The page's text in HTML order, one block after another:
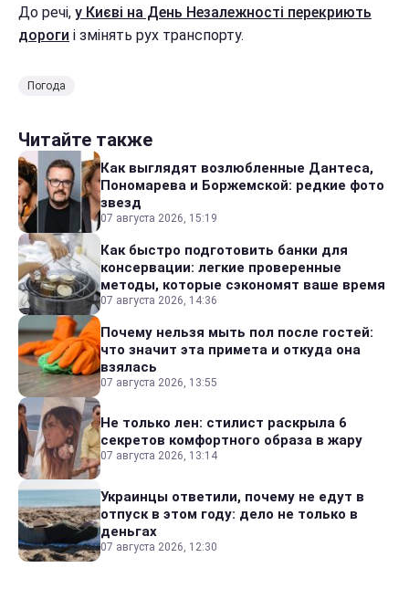
До речі, у Києві на День Незалежності перекриють
дороги і змінять рух транспорту.
Погода
Читайте также
Как выглядят возлюбленные Дантеса,
Пономарева и Боржемской: редкие фото
звезд
07 августа 2026, 15:19
Как быстро подготовить банки для
консервации: легкие проверенные
методы, которые сэкономят ваше время
07 августа 2026, 14:36
Почему нельзя мыть пол после гостей:
что значит эта примета и откуда она
взялась
07 августа 2026, 13:55
Не только лен: стилист раскрыла 6
секретов комфортного образа в жару
07 августа 2026, 13:14
Украинцы ответили, почему не едут в
отпуск в этом году: дело не только в
деньгах
07 августа 2026, 12:30